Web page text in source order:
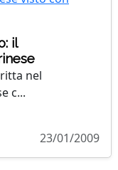
il
nel
c...
23/01/2009